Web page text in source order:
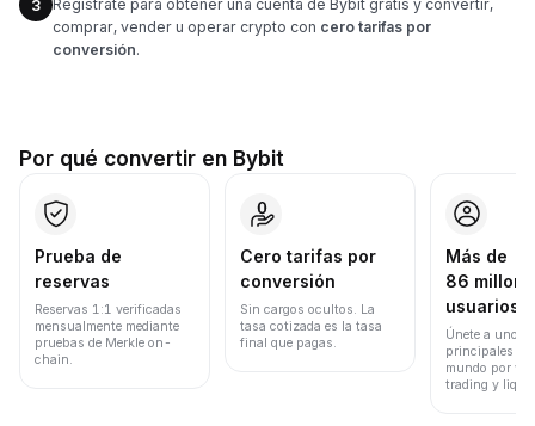
3
Regístrate para obtener una cuenta de Bybit gratis y convertir,
comprar, vender u operar crypto con cero tarifas por
conversión.
Por qué convertir en Bybit
Prueba de
reservas
Reservas 1:1 verificadas
mensualmente mediante
pruebas de Merkle on-
chain.
Cero tarifas por
conversión
Sin cargos ocultos. La
tasa cotizada es la tasa
final que pagas.
Más de
86
usuarios
Únete a uno
principales
mundo por
trading y